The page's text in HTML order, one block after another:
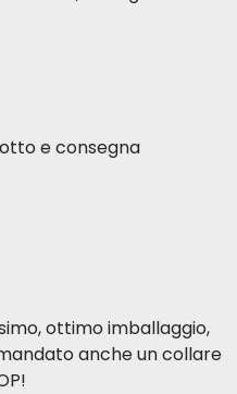
e consegna
ottimo imballaggio,
anche un collare